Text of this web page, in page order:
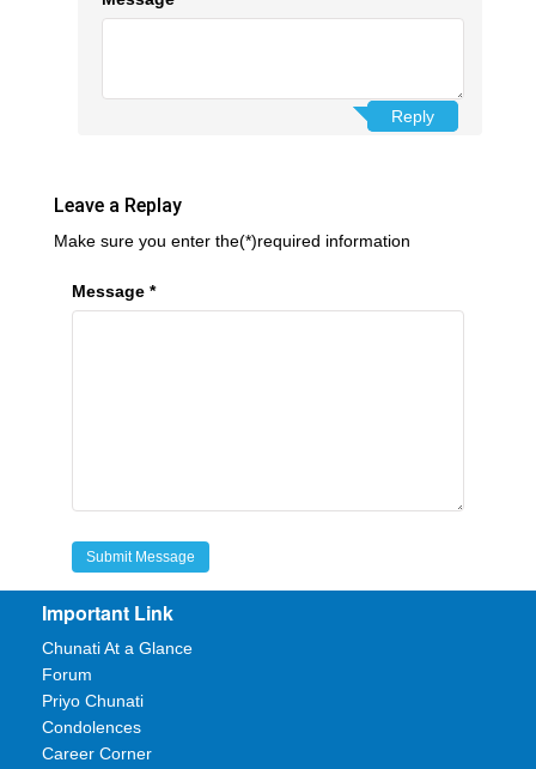
Reply
Reply
Leave a Replay
Make sure you enter the(*)required information
Message *
Important Link
Chunati At a Glance
Forum
Priyo Chunati
Condolences
Career Corner